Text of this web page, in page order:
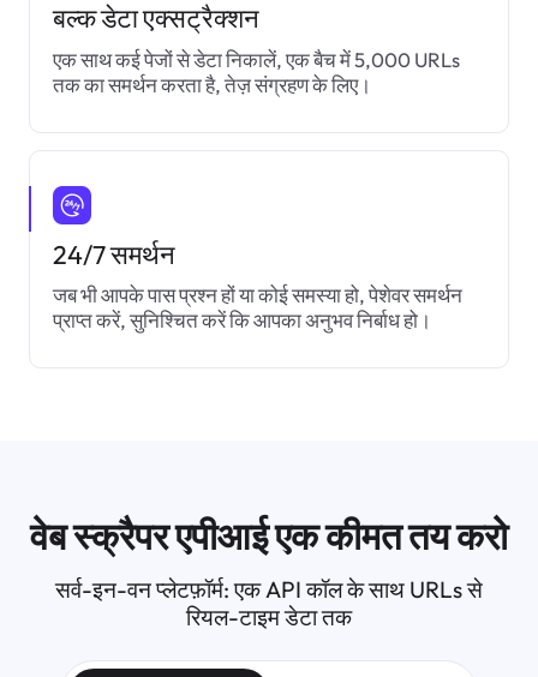
बल्क डेटा एक्सट्रैक्शन
एक साथ कई पेजों से डेटा निकालें, एक बैच में 5,000 URLs
तक का समर्थन करता है, तेज़ संग्रहण के लिए।
24/7 समर्थन
जब भी आपके पास प्रश्न हों या कोई समस्या हो, पेशेवर समर्थन
प्राप्त करें, सुनिश्चित करें कि आपका अनुभव निर्बाध हो।
वेब स्क्रैपर एपीआई एक कीमत तय करो
सर्व-इन-वन प्लेटफ़ॉर्म:एक API कॉल के साथ URLs से
रियल-टाइम डेटा तक